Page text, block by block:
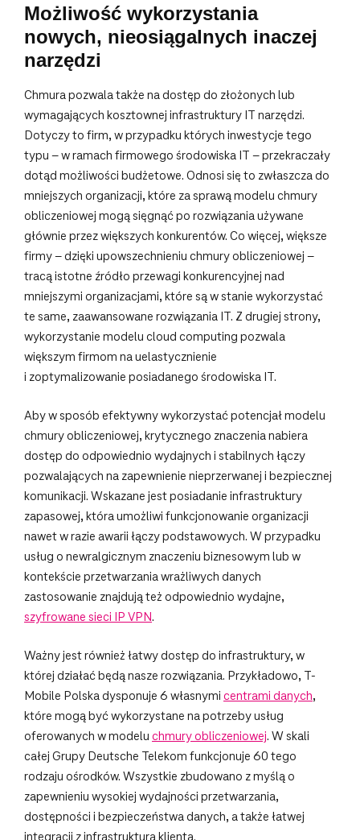
Możliwość wykorzystania
nowych, nieosiągalnych inaczej
narzędzi
Chmura pozwala także na dostęp do złożonych lub
wymagających kosztownej infrastruktury IT narzędzi.
Dotyczy to firm, w przypadku których inwestycje tego
typu – w ramach firmowego środowiska IT – przekraczały
dotąd możliwości budżetowe. Odnosi się to zwłaszcza do
mniejszych organizacji, które za sprawą modelu chmury
obliczeniowej mogą sięgnąć po rozwiązania używane
głównie przez większych konkurentów. Co więcej, większe
firmy – dzięki upowszechnieniu chmury obliczeniowej –
tracą istotne źródło przewagi konkurencyjnej nad
mniejszymi organizacjami, które są w stanie wykorzystać
te same, zaawansowane rozwiązania IT. Z drugiej strony,
wykorzystanie modelu cloud computing pozwala
większym firmom na uelastycznienie
i zoptymalizowanie posiadanego środowiska IT.
Aby w sposób efektywny wykorzystać potencjał modelu
chmury obliczeniowej, krytycznego znaczenia nabiera
dostęp do odpowiednio wydajnych i stabilnych łączy
pozwalających na zapewnienie nieprzerwanej i bezpiecznej
komunikacji. Wskazane jest posiadanie infrastruktury
zapasowej, która umożliwi funkcjonowanie organizacji
nawet w razie awarii łączy podstawowych. W przypadku
usług o newralgicznym znaczeniu biznesowym lub w
kontekście przetwarzania wrażliwych danych
zastosowanie znajdują też odpowiednio wydajne,
szyfrowane sieci IP VPN.
Ważny jest również łatwy dostęp do infrastruktury, w
której działać będą nasze rozwiązania. Przykładowo, T-
Mobile Polska dysponuje 6 własnymi centrami danych,
które mogą być wykorzystane na potrzeby usług
oferowanych w modelu chmury obliczeniowej. W skali
całej Grupy Deutsche Telekom funkcjonuje 60 tego
rodzaju ośrodków. Wszystkie zbudowano z myślą o
zapewnieniu wysokiej wydajności przetwarzania,
dostępności i bezpieczeństwa danych, a także łatwej
integracji z infrastrukturą klienta.